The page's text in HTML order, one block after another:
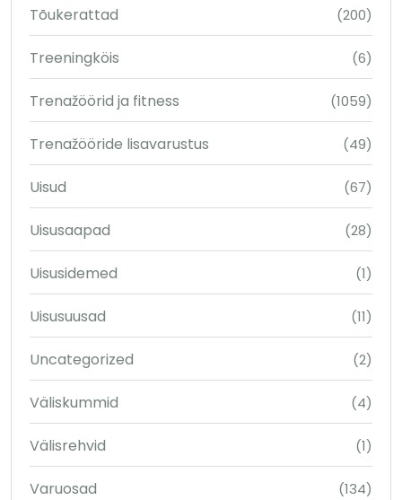
Tõukerattad (200)
Treeningköis (6)
Trenažöörid ja fitness (1059)
Trenažööride lisavarustus (49)
Uisud (67)
Uisusaapad (28)
Uisusidemed (1)
Uisusuusad (11)
Uncategorized (2)
Väliskummid (4)
Välisrehvid (1)
Varuosad (134)